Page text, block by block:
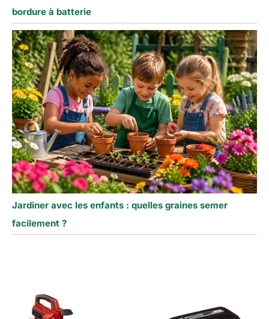
bordure à batterie
Jardiner avec les enfants : quelles graines semer
facilement ?